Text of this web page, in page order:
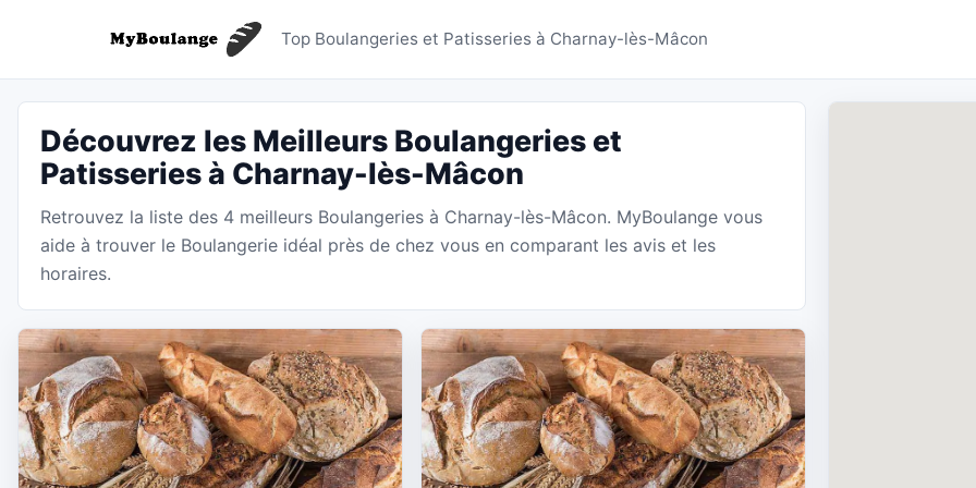
Boulangeries Charnay-lès-
Top Boulangeries et Patisseries à Charnay-lès-Mâcon
Découvrez les Meilleurs Boulangeries et
Patisseries à Charnay-lès-Mâcon
Retrouvez la liste des 4 meilleurs Boulangeries à Charnay-lès-Mâcon. MyBoulange vous
aide à trouver le Boulangerie idéal près de chez vous en comparant les avis et les
horaires.